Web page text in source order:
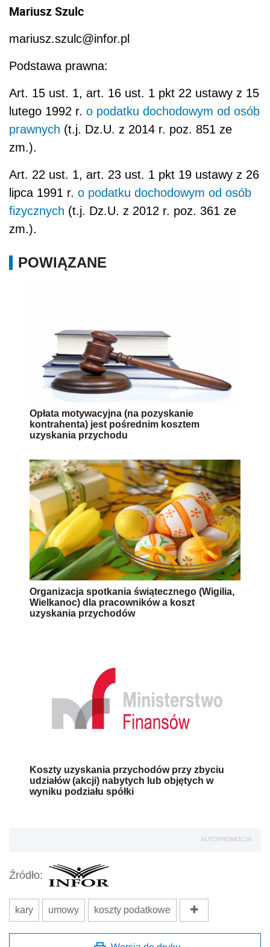
Mariusz Szulc
mariusz.szulc@infor.pl
Podstawa prawna:
Art. 15 ust. 1, art. 16 ust. 1 pkt 22 ustawy z 15
lutego 1992 r. o podatku dochodowym od osób
prawnych (t.j. Dz.U. z 2014 r. poz. 851 ze
zm.).
Art. 22 ust. 1, art. 23 ust. 1 pkt 19 ustawy z 26
lipca 1991 r. o podatku dochodowym od osób
fizycznych (t.j. Dz.U. z 2012 r. poz. 361 ze
zm.).
POWIĄZANE
Opłata motywacyjna (na pozyskanie
kontrahenta) jest pośrednim kosztem
uzyskania przychodu
Organizacja spotkania świątecznego (Wigilia,
Wielkanoc) dla pracowników a koszt
uzyskania przychodów
Koszty uzyskania przychodów przy zbyciu
udziałów (akcji) nabytych lub objętych w
wyniku podziału spółki
AUTOPROMOCJA
Źródło:
kary umowy koszty podatkowe